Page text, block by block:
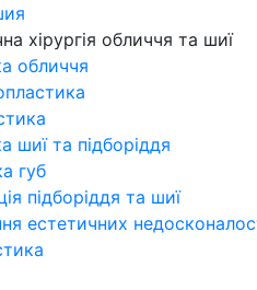
хірургія обличчя та шиї
обличчя
шиї та підборіддя
губ
підборіддя та шиї
естетичних